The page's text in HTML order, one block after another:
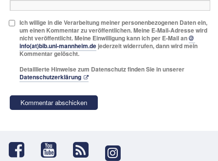
Ich willige in die Verarbeitung meiner personenbezogenen Daten ein,
um einen Kommentar zu veröffentlichen. Meine E-Mail-Adresse wird
nicht veröffentlicht. Meine Einwilligung kann ich per E-Mail an
info(at)bib.uni-mannheim.de jederzeit widerrufen, dann wird mein
Kommentar gelöscht.
Detaillierte Hinweise zum Datenschutz finden Sie in unserer
Datenschutzerklärung